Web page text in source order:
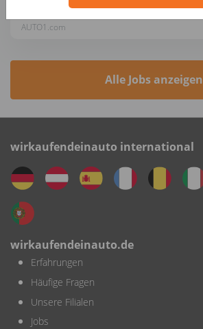
AUTO1.com
Alle Jobs anzeigen
wirkaufendeinauto international
wirkaufendeinauto.de
Erfahrungen
Häufige Fragen
Unsere Filialen
Jobs